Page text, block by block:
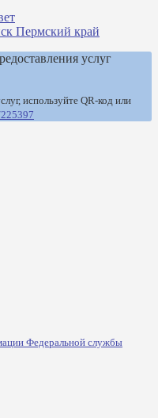
Пермский край
услуг
используйте QR-код или
Федеральной службы